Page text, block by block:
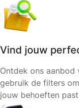
Vind jouw
Ontdek ons aanbod
gebruik de filters
jouw behoeften